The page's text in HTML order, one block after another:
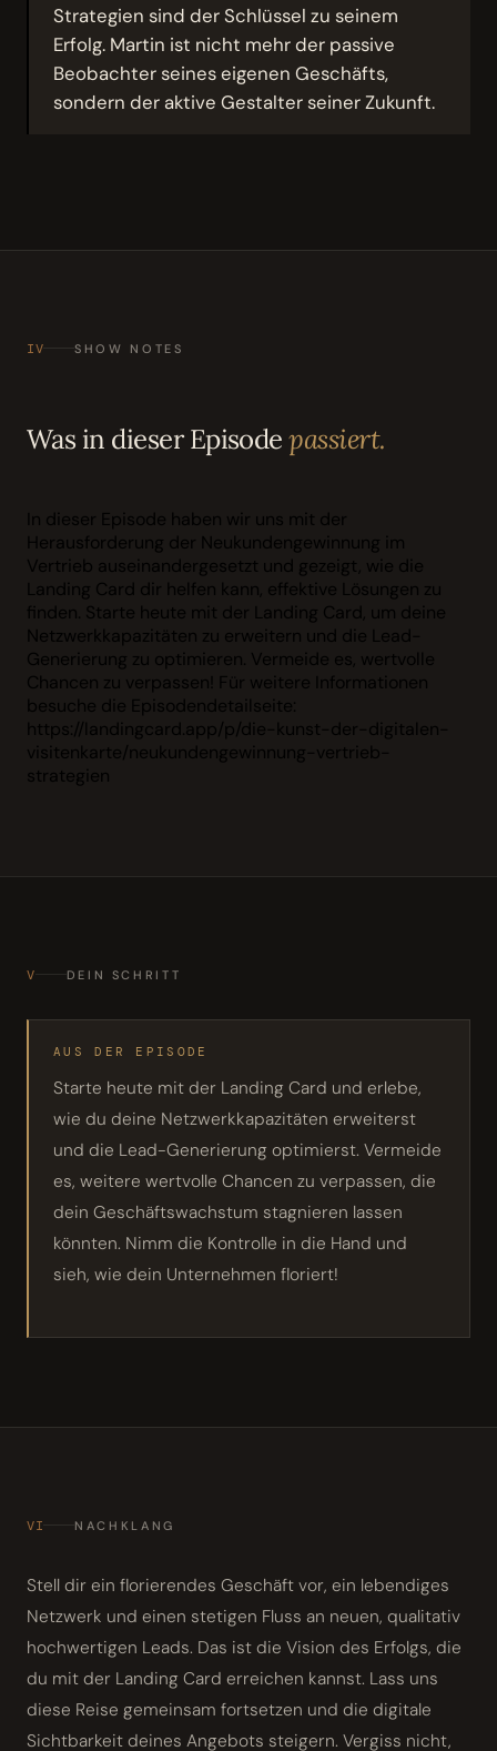
Strategien sind der Schlüssel zu seinem
Erfolg. Martin ist nicht mehr der passive
Beobachter seines eigenen Geschäfts,
sondern der aktive Gestalter seiner Zukunft.
IV SHOW NOTES
Was in dieser Episodepassiert.
In dieser Episode haben wir uns mit der
Herausforderung der Neukundengewinnung im
Vertrieb auseinandergesetzt und gezeigt, wie die
Landing Card dir helfen kann, effektive Lösungen zu
finden. Starte heute mit der Landing Card, um deine
Netzwerkkapazitäten zu erweitern und die Lead-
Generierung zu optimieren. Vermeide es, wertvolle
Chancen zu verpassen! Für weitere Informationen
besuche die Episodendetailseite:
https://landingcard.app/p/die-kunst-der-digitalen-
visitenkarte/neukundengewinnung-vertrieb-
strategien
V DEIN SCHRITT
AUS DER EPISODE
Starte heute mit der Landing Card und erlebe,
wie du deine Netzwerkkapazitäten erweiterst
und die Lead-Generierung optimierst. Vermeide
es, weitere wertvolle Chancen zu verpassen, die
dein Geschäftswachstum stagnieren lassen
könnten. Nimm die Kontrolle in die Hand und
sieh, wie dein Unternehmen floriert!
VI NACHKLANG
Stell dir ein florierendes Geschäft vor, ein lebendiges
Netzwerk und einen stetigen Fluss an neuen, qualitativ
hochwertigen Leads. Das ist die Vision des Erfolgs, die
du mit der Landing Card erreichen kannst. Lass uns
diese Reise gemeinsam fortsetzen und die digitale
Sichtbarkeit deines Angebots steigern. Vergiss nicht,